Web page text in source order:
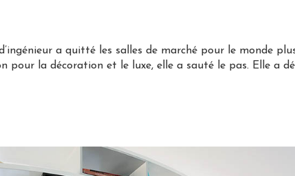
a quitté les salles de marché pour le monde
pour la décoration et le luxe, elle a sauté le pas. Elle a